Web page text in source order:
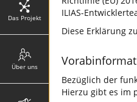
Das Projekt
Über uns
ILIAS-
Diese Erklärung
Bezüglich der
Hierzu gibt es im